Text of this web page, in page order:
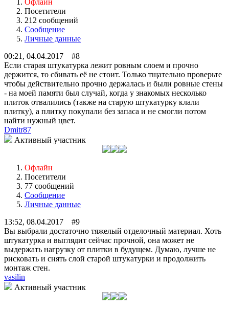
Офлайн
Посетители
212 сообщений
Сообщение
Личные данные
00:21, 04.04.2017 #8
Если старая штукатурка лежит ровным слоем и прочно
держится, то сбивать её не стоит. Только тщательно проверьте
чтобы действительно прочно держалась и были ровные стены
- на моей памяти был случай, когда у знакомых несколько
плиток отвалились (также на старую штукатурку клали
плитку), а плитку покупали без запаса и не смогли потом
найти нужный цвет.
Dmitr87
Активный участник
Офлайн
Посетители
77 сообщений
Сообщение
Личные данные
13:52, 08.04.2017 #9
Вы выбрали достаточно тяжелый отделочный материал. Хоть
штукатурка и выглядит сейчас прочной, она может не
выдержать нагрузку от плитки в будущем. Думаю, лучше не
рисковать и снять слой старой штукатурки и продолжить
монтаж стен.
vasilin
Активный участник